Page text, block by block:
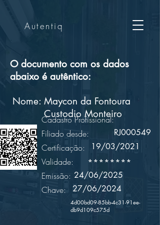
Autentiq
O documento com os dados
abaixo é autêntico:
Nome:
Cadastro Profissional:
Filiado desde:
Certificação:
Validade:
Emissão:
Chave:
4d00bd09-85bb-4c31-91ee-
db9d109c575d
24/06/2025
Maycon da Fontoura
Custodio Monteiro
27/06/2024
********
19/03/2021
RJ000549